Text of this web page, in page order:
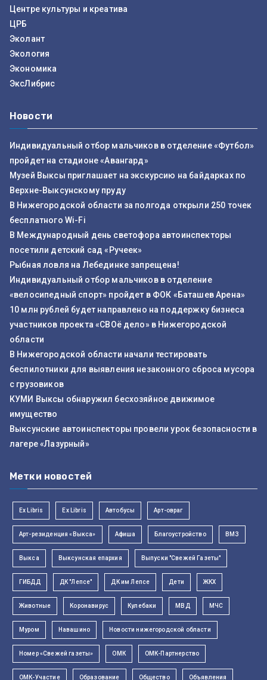
Центре культуры и креатива
ЦРБ
Эколант
Экология
Экономика
ЭксЛибрис
Новости
Индивидуальный отбор мальчиков в отделение «Футбол»
пройдет на стадионе «Авангард»
Музей Выксы приглашает на экскурсию на байдарках по
Верхне-Выксунскому пруду
В Нижегородской области за полгода открыли 250 точек
бесплатного Wi-Fi
В Международный день светофора автоинспекторы
посетили детский сад «Ручеек»
Рыбная ловля на Лебединке запрещена!
Индивидуальный отбор мальчиков в отделение
«велосипедный спорт» пройдет в ФОК «Баташев Арена»
10 млн рублей будет направлено на поддержку бизнеса
участников проекта «СВОё дело» в Нижегородской
области
В Нижегородской области начали тестировать
беспилотники для выявления незаконного сброса мусора
с грузовиков
КУМИ Выксы обнаружил бесхозяйное движимое
имущество
Выксунские автоинспекторы провели урок безопасности в
лагере «Лазурный»
Метки новостей
Ex Libris Ex Libris Автобусы Арт-овраг
Арт-резиденция «Выкса» Афиша Благоустройство ВМЗ
Выкса Выксунская епархия Выпуски "Свежей Газеты"
ГИБДД ДК "Лепсе" ДК им Лепсе Дети ЖКХ
Животные Коронавирус Кулебаки МВД МЧС
Муром Навашино Новости нижегородской области
Номер «Свежей газеты» ОМК ОМК-Партнерство
ОМК-Участие Образование Общество Объявления